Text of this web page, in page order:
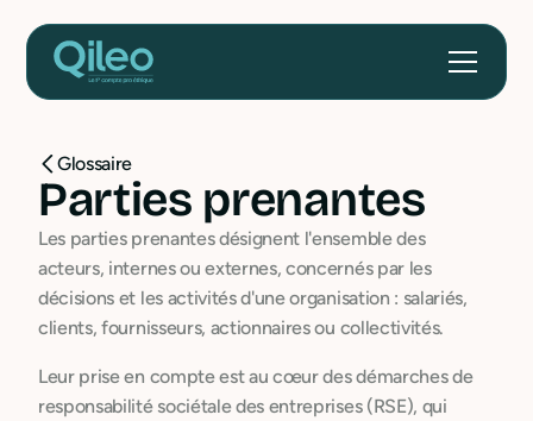
Glossaire
Parties prenantes
Les parties prenantes désignent l'ensemble des
acteurs, internes ou externes, concernés par les
décisions et les activités d'une organisation : salariés,
clients, fournisseurs, actionnaires ou collectivités.
Leur prise en compte est au cœur des démarches de
responsabilité sociétale des entreprises (RSE), qui